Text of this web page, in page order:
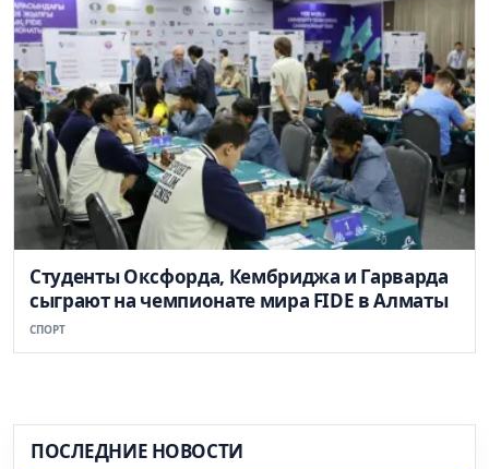
Студенты Оксфорда, Кембриджа и Гарварда
сыграют на чемпионате мира FIDE в Алматы
СПОРТ
ПОСЛЕДНИЕ НОВОСТИ